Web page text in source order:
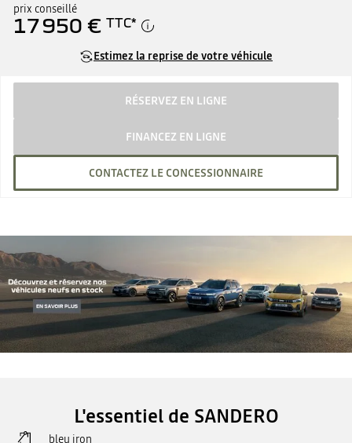
prix conseillé
17 950 € TTC*
Estimez la reprise de votre véhicule
RÉSERVEZ EN LIGNE
FINANCEZ EN LIGNE
CONTACTEZ LE CONCESSIONNAIRE
L'essentiel de SANDERO
bleu iron